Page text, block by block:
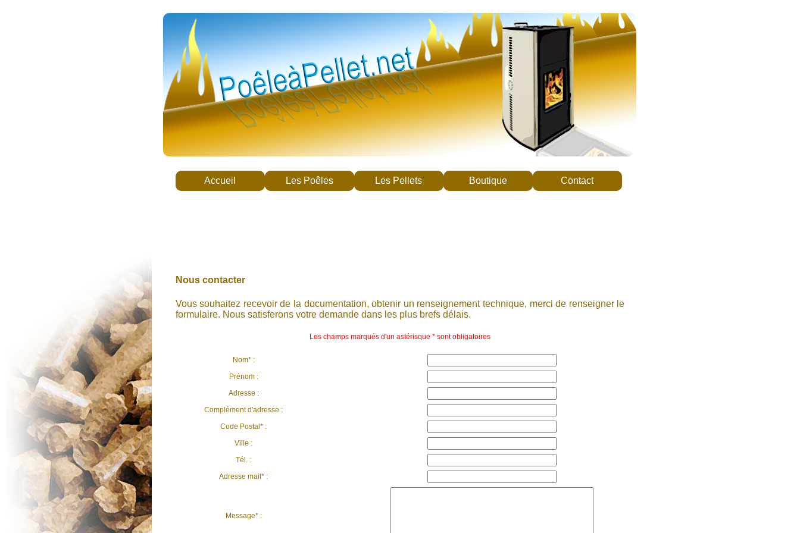
Accueil Les Poêles Les Pellets Boutique Contact
Nous contacter
Vous souhaitez recevoir de la documentation, obtenir un renseignement technique, merci de renseigner le
formulaire. Nous satisferons votre demande dans les plus brefs délais.
Les champs marqués d'un astérisque * sont obligatoires
Nom* :
Prénom :
Adresse :
Complément d'adresse :
Code Postal* :
Ville :
Tél. :
Adresse mail* :
Message* :